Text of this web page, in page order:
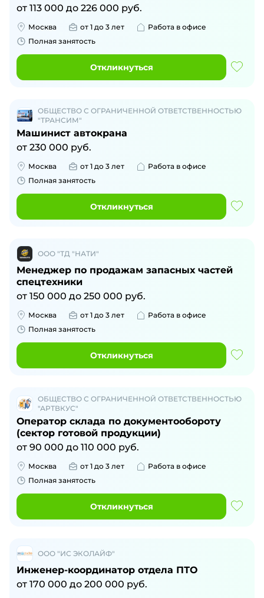
от 113 000 до 226 000 руб.
Москва от 1 до 3 лет
Работа в офисе
Полная занятость
Откликнуться
ОБЩЕСТВО С ОГРАНИЧЕННОЙ ОТВЕТСТВЕННОСТЬЮ
"ТРАНСИМ"
Машинист автокрана
от 230 000 руб.
Москва от 1 до 3 лет
Работа в офисе
Полная занятость
Откликнуться
ООО "ТД "НАТИ"
Менеджер по продажам запасных частей
спецтехники
от 150 000 до 250 000 руб.
Москва от 1 до 3 лет
Работа в офисе
Полная занятость
Откликнуться
ОБЩЕСТВО С ОГРАНИЧЕННОЙ ОТВЕТСТВЕННОСТЬЮ
"АРТВКУС"
Оператор склада по документообороту
(сектор готовой продукции)
от 90 000 до 110 000 руб.
Москва от 1 до 3 лет
Работа в офисе
Полная занятость
Откликнуться
ООО "ИС ЭКОЛАЙФ"
Инженер-координатор отдела ПТО
от 170 000 до 200 000 руб.